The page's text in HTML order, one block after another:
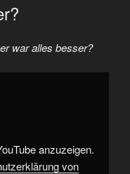
war alles besser?
anzuzeigen.
von